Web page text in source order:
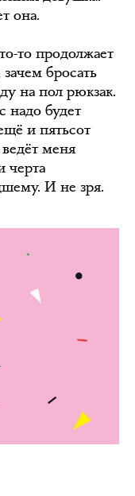
она.
то продолжает
бросать
на пол рюкзак.
надо будет
и пятьсот
меня
черта
И не зря.